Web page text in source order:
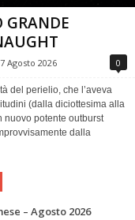
GRANDE
7 Agosto 2026 0
del perielio, che l’aveva
(dalla diciottesima alla
nuovo potente outburst
dalla
AL PERIELIO